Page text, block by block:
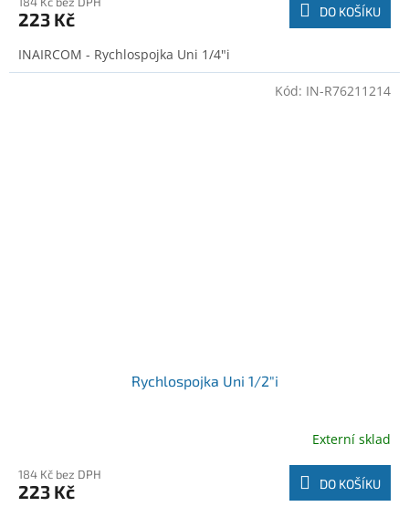
223 Kč DO KOŠÍKU
INAIRCOM - Rychlospojka Uni 1/4"i
Rychlospojka Uni 1/2"i
Externí sklad
184 Kč bez DPH
223 Kč DO KOŠÍKU
Kód: IN-R76211214